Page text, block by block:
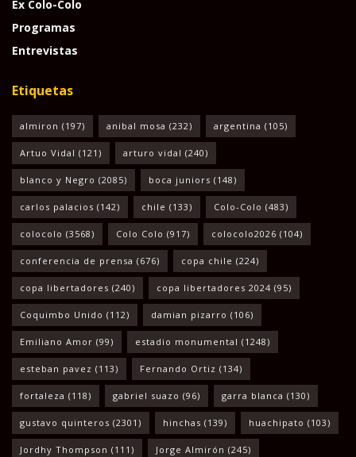
Ex Colo-Colo
Programas
Entrevistas
Etiquetas
almiron (197) anibal mosa (232) argentina (105)
Artuo Vidal (121) arturo vidal (240)
blanco y Negro (2085) boca juniors (148)
carlos palacios (142) chile (133) Colo-Colo (483)
colocolo (3568) Colo Colo (917) colocolo2026 (104)
conferencia de prensa (676) copa chile (224)
copa libertadores (240) copa libertadores 2024 (95)
Coquimbo Unido (112) damian pizarro (106)
Emiliano Amor (99) estadio monumental (1248)
esteban pavez (113) Fernando Ortiz (134)
fortaleza (118) gabriel suazo (96) garra blanca (130)
gustavo quinteros (2301) hinchas (139) huachipato (103)
Jordhy Thompson (111) Jorge Almirón (245)